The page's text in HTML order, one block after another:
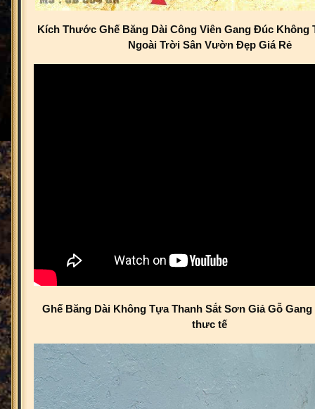
Kích Thước Ghế Băng Dài Công Viên Gang Đúc Không
Ngoài Trời Sân Vườn Đẹp Giá Rẻ
Ghế Băng Dài Không Tựa Thanh Sắt Sơn Giả Gỗ
thưc tế